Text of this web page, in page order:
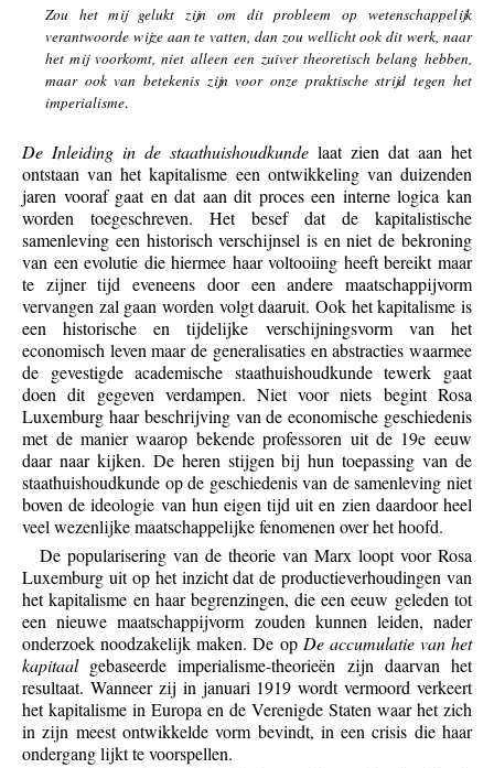
Zou het mij gelukt zijn om dit probleem op wetenschappelijk
verantwoorde wijze aan te vatten, dan zou wellicht ook dit werk, naar
het mij voorkomt, niet alleen een zuiver theoretisch belang hebben,
maar ook van betekenis zijn voor onze praktische strijd tegen het
imperialisme.
De Inleiding in de staathuishoudkunde laat zien dat aan het
ontstaan van het kapitalisme een ontwikkeling van duizenden
jaren vooraf gaat en dat aan dit proces een interne logica kan
worden toegeschreven. Het besef dat de kapitalistische
samenleving een historisch verschijnsel is en niet de bekroning
van een evolutie die hiermee haar voltooiing heeft bereikt maar
te zijner tijd eveneens door een andere maatschappijvorm
vervangen zal gaan worden volgt daaruit. Ook het kapitalisme is
een historische en tijdelijke verschijningsvorm van het
economisch leven maar de generalisaties en abstracties waarmee
de gevestigde academische staathuishoudkunde tewerk gaat
doen dit gegeven verdampen. Niet voor niets begint Rosa
Luxemburg haar beschrijving van de economische geschiedenis
met de manier waarop bekende professoren uit de 19e eeuw
daar naar kijken. De heren stijgen bij hun toepassing van de
staathuishoudkunde op de geschiedenis van de samenleving niet
boven de ideologie van hun eigen tijd uit en zien daardoor heel
veel wezenlijke maatschappelijke fenomenen over het hoofd.
De popularisering van de theorie van Marx loopt voor Rosa
Luxemburg uit op het inzicht dat de productieverhoudingen van
het kapitalisme en haar begrenzingen, die een eeuw geleden tot
een nieuwe maatschappijvorm zouden kunnen leiden, nader
onderzoek noodzakelijk maken. De op De accumulatie van het
kapitaalgebaseerde imperialisme-theorieën zijn daarvan het
resultaat. Wanneer zij in januari 1919 wordt vermoord verkeert
het kapitalisme in Europa en de Verenigde Staten waar het zich
in zijn meest ontwikkelde vorm bevindt, in een crisis die haar
ondergang lijkt te voorspellen.